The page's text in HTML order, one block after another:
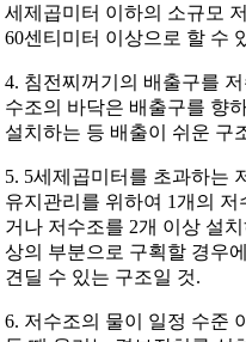
세제곱미터 이하의 소규모
60센티미터 이상으로 할 수
4. 침전찌꺼기의 배출구를
수조의 바닥은 배출구를 향
설치하는 등 배출이 쉬운 구
5. 5세제곱미터를 초과하는
유지관리를 위하여 1개의
거나 저수조를 2개 이상 설
상의 부분으로 구획할 경우
견딜 수 있는 구조일 것.
6. 저수조의 물이 일정 수준